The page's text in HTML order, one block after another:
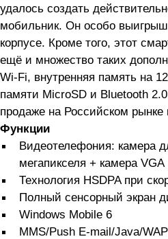
удалось создать
мобильник. Он особо
корпусе. Кроме того, этот
ещё и множество таких
Wi-Fi, внутренняя память на
памяти MicroSD и Bluetooth
продаже на Российском рынке
Функции
Видеотелефония: камера
мегапикселя + камера VGA
Технология HSDPA при
Полный сенсорный экран
Windows Mobile 6
MMS/Push E-mail/Java/